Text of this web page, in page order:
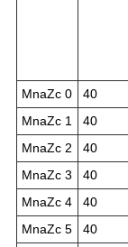
MnaZc 0
40
MnaZc 1
40
MnaZc 2
40
MnaZc 3
40
MnaZc 4
40
MnaZc 5
40